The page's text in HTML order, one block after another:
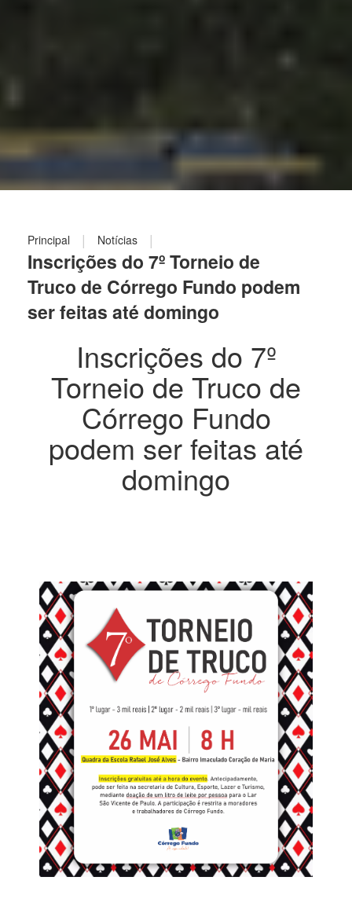
Principal | Notícias |
Inscrições do 7º Torneio de
Truco de Córrego Fundo podem
ser feitas até domingo
Inscrições do 7º
Torneio de Truco de
Córrego Fundo
podem ser feitas até
domingo